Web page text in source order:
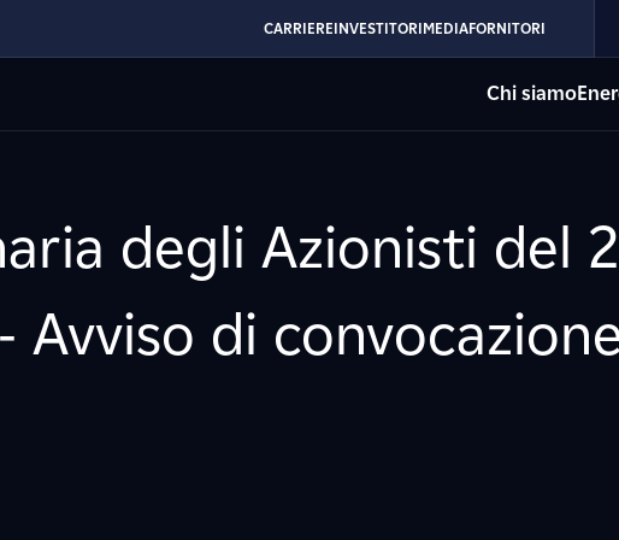
CARRIEREINVESTITORIMEDIAFORNITORI
Chi siamo
degli Azionisti del
di